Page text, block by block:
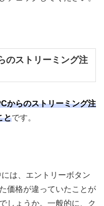
のストリーミング注
からのストリーミング注
とです。
は、エントリーボタン
価格が違っていたことが
しょうか。一般的に、ク